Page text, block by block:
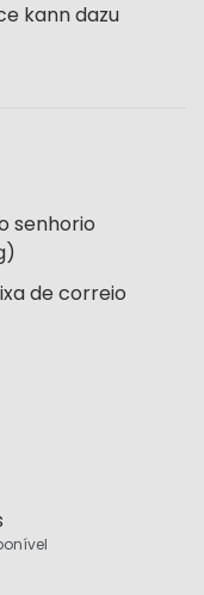
kann dazu
senhorio
de correio